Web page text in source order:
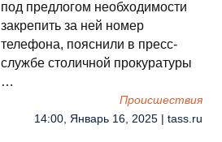
под предлогом необходимости
закрепить за ней номер
телефона, пояснили в пресс-
службе столичной прокуратуры
…
Происшествия
14:00, Январь 16, 2025 | tass.ru